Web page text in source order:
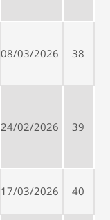
38
08/03/2026
39
24/02/2026
40
17/03/2026